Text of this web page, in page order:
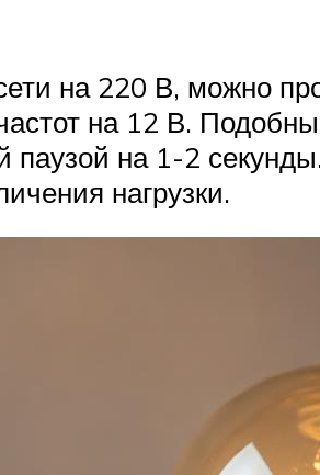
на 220 В, можно
на 12 В.
паузой на 1-2
нагрузки.